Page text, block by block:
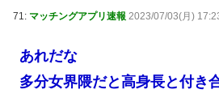
71: マッチングアプリ速報 2023/07/03(月)
あれだな
多分女界隈だと高身長と付き